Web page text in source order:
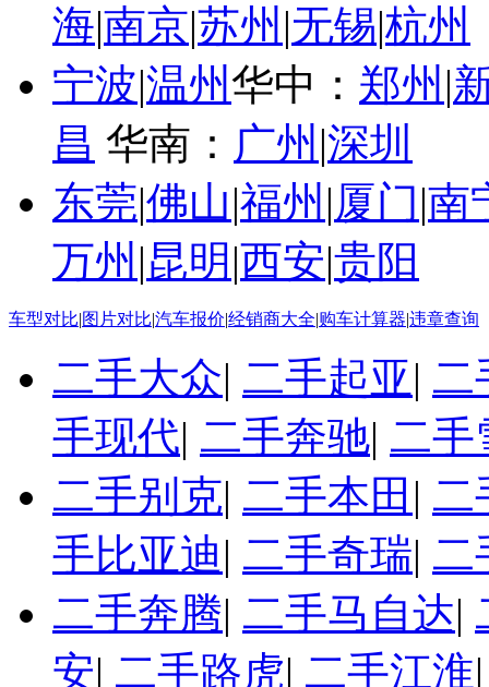
海|南京|苏州 |无锡|杭州
宁波|温州华中： 郑州 |
昌 华南： 广州 |深圳
东莞|佛山|福州 |厦门|南
万州 |昆明 |西安|贵阳
车型对比|图片对比|汽车报价|经销商大全|购车计算器|违章查询
二手大众| 二手起亚| 二
手现代| 二手奔驰| 二手
二手别克| 二手本田 | 二
手比亚迪| 二手奇瑞| 二
二手奔腾| 二手马自达|
安| 二手路虎| 二手江淮